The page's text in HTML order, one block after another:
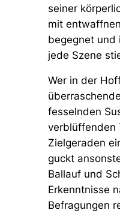
seiner
mit
begegnet und
jede Szene
Wer in der
fesselnden
verblüffenden
Zielgeraden
guckt
Ballauf und
Erkenntnisse
Befragungen